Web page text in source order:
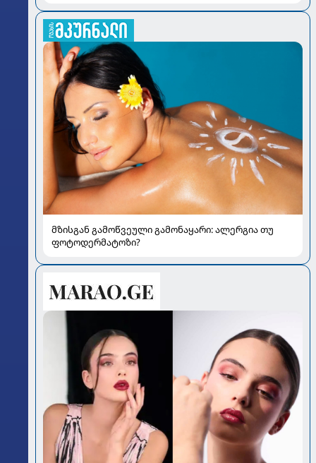
მზისგან გამოწვეული გამონაყარი: ალერგია თუ
ფოტოდერმატოზი?